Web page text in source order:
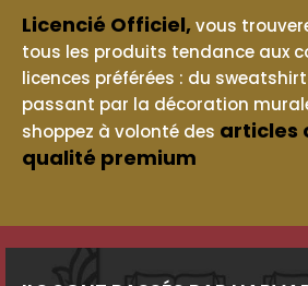
Licencié Officiel,vous
tous les produits tendance aux
licences préférées : du
passant par la décoration
shoppez à volonté des articles
qualité premium